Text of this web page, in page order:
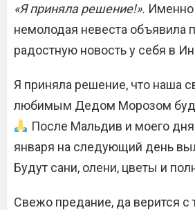
«Я приняла решение!». Именно
немолодая невеста объявила
радостную новость у себя в
Я приняла решение, что наша
любимым Дедом Морозом
После Мальдив и моего
января на следующий день
Будут сани, олени, цветы и
Свежо предание, да верится с